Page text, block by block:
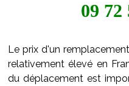
09 72
Le prix d'un
relativement élevé en
du déplacement est